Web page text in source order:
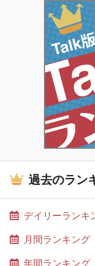
過去のラン
デイリーランキ
月間ランキング
年間ランキング